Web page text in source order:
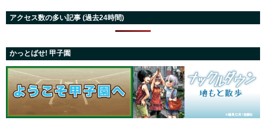
アクセス数の多い記事 (過去24時間)
かっとばせ! 甲子園